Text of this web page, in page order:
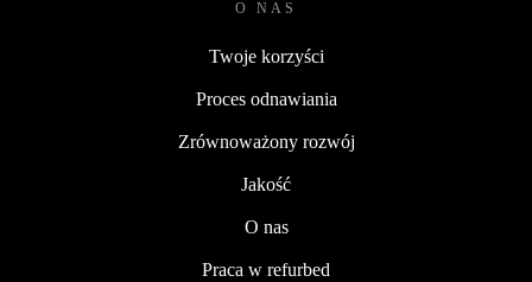
O NAS
Twoje korzyści
Proces odnawiania
Zrównoważony rozwój
Jakość
O nas
Praca w refurbed